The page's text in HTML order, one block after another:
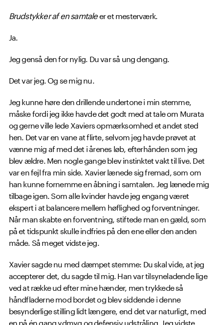
Brudstykker af en samtaleer et mesterværk.
Ja.
Jeg genså den for nylig. Du var så ung dengang.
Det var jeg. Og se mig nu.
Jeg kunne høre den drillende undertone i min stemme,
måske fordi jeg ikke havde det godt med at tale om Murata
og gerne ville lede Xaviers opmærksomhed et andet sted
hen. Det var en vane at flirte, selvom jeg havde prøvet at
vænne mig af med det i årenes løb, efterhånden som jeg
blev ældre. Men nogle gange blev instinktet vakt til live. Det
var en fejl fra min side. Xavier lænede sig fremad, som om
han kunne fornemme en åbning i samtalen. Jeg lænede mig
tilbage igen. Som alle kvinder havde jeg engang været
ekspert i at balancere mellem høflighed og forventninger.
Når man skabte en forventning, stiftede man en gæld, som
på et tidspunkt skulle indfries på den ene eller den anden
måde. Så meget vidste jeg.
Xavier sagde nu med dæmpet stemme: Du skal vide, at jeg
accepterer det, du sagde til mig. Han var tilsyneladende lige
ved at række ud efter mine hænder, men trykkede så
håndfladerne mod bordet og blev siddende i denne
besynderlige stilling lidt længere, end det var naturligt, med
en på én gang ydmyg og defensiv udstråling. Jeg vidste